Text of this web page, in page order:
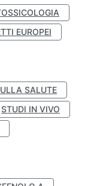
EUROPEI
SALUTE
STUDI IN VIVO